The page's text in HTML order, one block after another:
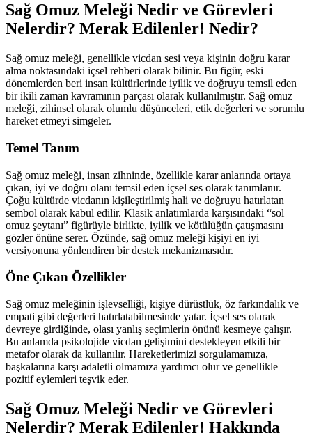
Sağ Omuz Meleği Nedir ve Görevleri
Nelerdir? Merak Edilenler! Nedir?
Sağ omuz meleği, genellikle vicdan sesi veya kişinin doğru karar
alma noktasındaki içsel rehberi olarak bilinir. Bu figür, eski
dönemlerden beri insan kültürlerinde iyilik ve doğruyu temsil eden
bir ikili zaman kavramının parçası olarak kullanılmıştır. Sağ omuz
meleği, zihinsel olarak olumlu düşünceleri, etik değerleri ve sorumlu
hareket etmeyi simgeler.
Temel Tanım
Sağ omuz meleği, insan zihninde, özellikle karar anlarında ortaya
çıkan, iyi ve doğru olanı temsil eden içsel ses olarak tanımlanır.
Çoğu kültürde vicdanın kişileştirilmiş hali ve doğruyu hatırlatan
sembol olarak kabul edilir. Klasik anlatımlarda karşısındaki “sol
omuz şeytanı” figürüyle birlikte, iyilik ve kötülüğün çatışmasını
gözler önüne serer. Özünde, sağ omuz meleği kişiyi en iyi
versiyonuna yönlendiren bir destek mekanizmasıdır.
Öne Çıkan Özellikler
Sağ omuz meleğinin işlevselliği, kişiye dürüstlük, öz farkındalık ve
empati gibi değerleri hatırlatabilmesinde yatar. İçsel ses olarak
devreye girdiğinde, olası yanlış seçimlerin önünü kesmeye çalışır.
Bu anlamda psikolojide vicdan gelişimini destekleyen etkili bir
metafor olarak da kullanılır. Hareketlerimizi sorgulamamıza,
başkalarına karşı adaletli olmamıza yardımcı olur ve genellikle
pozitif eylemleri teşvik eder.
Sağ Omuz Meleği Nedir ve Görevleri
Nelerdir? Merak Edilenler! Hakkında